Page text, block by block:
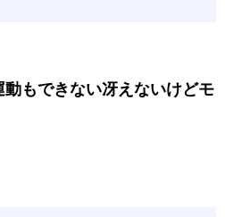
もできない冴えないけどモ